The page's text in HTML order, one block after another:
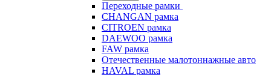
Переходные рамки
CHANGAN рамка
CITROEN рамка
DAEWOO рамка
FAW рамка
Отечественные малотоннажные авто
HAVAL рамка